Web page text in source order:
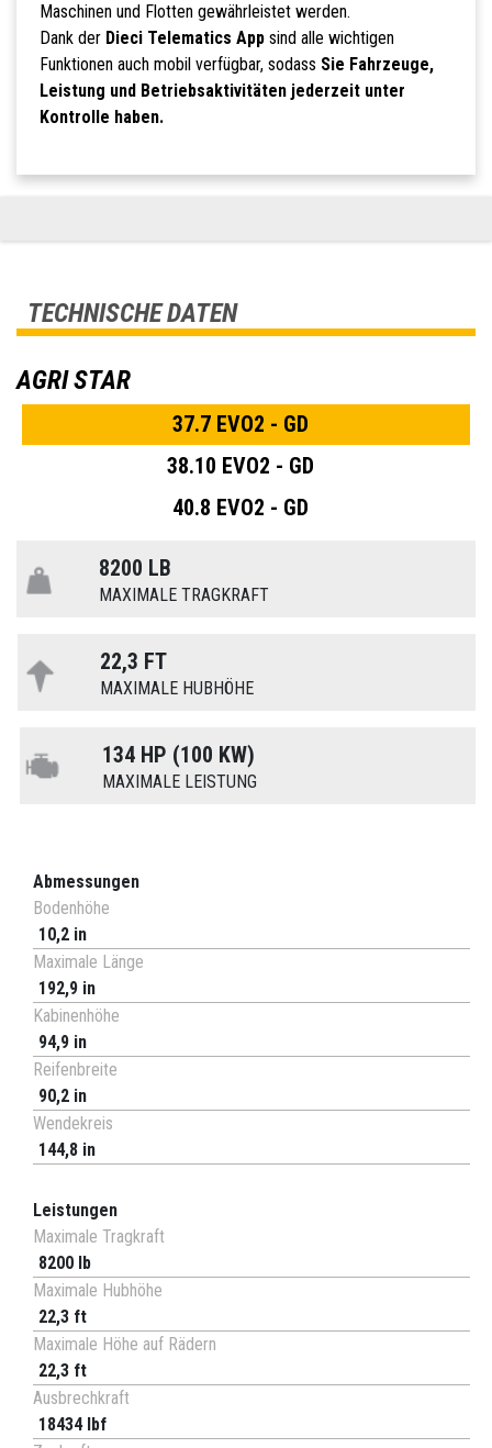
Maschinen und Flotten gewährleistet werden.
Dank der Dieci Telematics Appsind alle wichtigen
Funktionen auch mobil verfügbar, sodass Sie Fahrzeuge,
Leistung und Betriebsaktivitäten jederzeit unter
Kontrolle haben.
TECHNISCHE DATEN
AGRI STAR
37.7 EVO2 - GD
38.10 EVO2 - GD
40.8 EVO2 - GD
8200 LB
MAXIMALE TRAGKRAFT
22,3 FT
MAXIMALE HUBHÖHE
134 HP (100 KW)
MAXIMALE LEISTUNG
Abmessungen
Bodenhöhe
10,2 in
Maximale Länge
192,9 in
Kabinenhöhe
94,9 in
Reifenbreite
90,2 in
Wendekreis
144,8 in
Leistungen
Maximale Tragkraft
8200 lb
Maximale Hubhöhe
22,3 ft
Maximale Höhe auf Rädern
22,3 ft
Ausbrechkraft
18434 lbf